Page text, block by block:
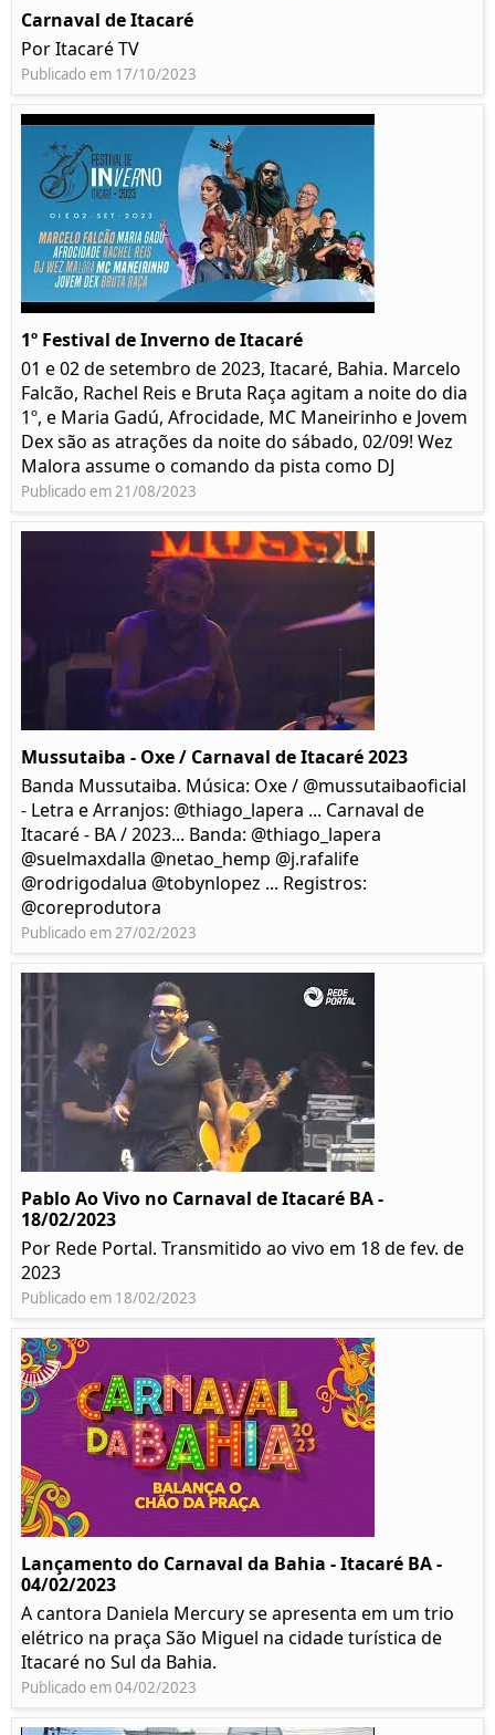
Carnaval de Itacaré
Por Itacaré TV
Publicado em 17/10/2023
1º Festival de Inverno de Itacaré
01 e 02 de setembro de 2023, Itacaré, Bahia. Marcelo
Falcão, Rachel Reis e Bruta Raça agitam a noite do dia
1º, e Maria Gadú, Afrocidade, MC Maneirinho e Jovem
Dex são as atrações da noite do sábado, 02/09! Wez
Malora assume o comando da pista como DJ
Publicado em 21/08/2023
Mussutaiba - Oxe / Carnaval de Itacaré 2023
Banda Mussutaiba. Música: Oxe / @mussutaibaoficial
- Letra e Arranjos: @thiago_lapera ... Carnaval de
Itacaré - BA / 2023... Banda: @thiago_lapera
@suelmaxdalla @netao_hemp @j.rafalife
@rodrigodalua @tobynlopez ... Registros:
@coreprodutora
Publicado em 27/02/2023
Pablo Ao Vivo no Carnaval de Itacaré BA -
18/02/2023
Por Rede Portal. Transmitido ao vivo em 18 de fev. de
2023
Publicado em 18/02/2023
Lançamento do Carnaval da Bahia - Itacaré BA -
04/02/2023
A cantora Daniela Mercury se apresenta em um trio
elétrico na praça São Miguel na cidade turística de
Itacaré no Sul da Bahia.
Publicado em 04/02/2023